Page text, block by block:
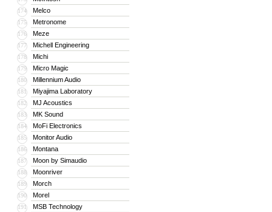
174 Melco
175 Metronome
176 Meze
177 Michell Engineering
178 Michi
179 Micro Magic
180 Millennium Audio
181 Miyajima Laboratory
182 MJ Acoustics
183 MK Sound
184 MoFi Electronics
185 Monitor Audio
186 Montana
187 Moon by Simaudio
188 Moonriver
189 Morch
190 Morel
191 MSB Technology